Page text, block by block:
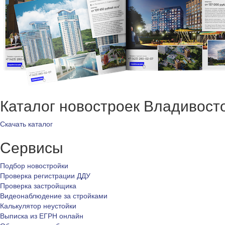
Каталог новостроек
Скачать каталог
Сервисы
Подбор новостройки
Проверка регистрации ДДУ
Проверка застройщика
Видеонаблюдение за стройками
Калькулятор неустойки
Выписка из ЕГРН онлайн